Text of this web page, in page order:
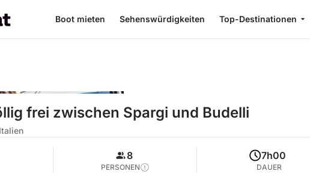
Boot mieten Sehenswürdigkeiten Top-Destinationen
frei zwischen Spargi und Budelli
8
PERSONEN
7h00
DAUER